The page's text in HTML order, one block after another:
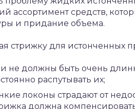
ассортимент средств,
и придание объема.
стрижку для истонченных
не должны быть очень
распутывать их;
локоны страдают от
должна компенсировать